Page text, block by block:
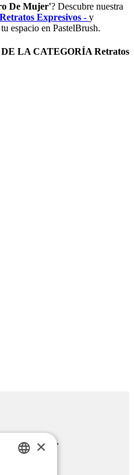
De Mujer'? Descubre nuestra
Expresivos - y
espacio en PastelBrush.
LA CATEGORÍA Retratos
De Mujer
×